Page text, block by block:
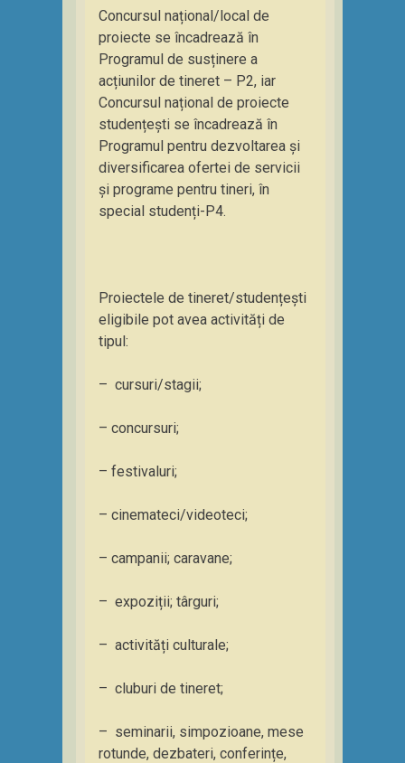
Concursul național/local de
proiecte se încadrează în
Programul de susținere a
acțiunilor de tineret – P2, iar
Concursul național de proiecte
studențești se încadrează în
Programul pentru dezvoltarea și
diversificarea ofertei de servicii
și programe pentru tineri, în
special studenți-P4.
Proiectele de tineret/studențești
eligibile pot avea activități de
tipul:
– cursuri/stagii;
– concursuri;
– festivaluri;
– cinemateci/videoteci;
– campanii; caravane;
– expoziții; târguri;
– activități culturale;
– cluburi de tineret;
– seminarii, simpozioane, mese
rotunde, dezbateri, conferințe,